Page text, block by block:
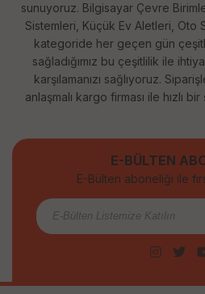
sunuyoruz. Bilgisayar Çevre
Sistemleri, Küçük Ev Aletleri, Oto
kategoride her geçen gün
sağladığımız bu çeşitlilik ile
karşılamanızı sağlıyoruz.
anlaşmalı kargo firması ile hızlı
E-BÜLTEN
E-Bülten aboneliği ile